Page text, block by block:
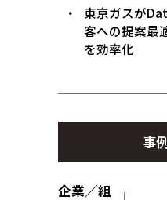
東京ガスが
客への提案最
を効率化
事
企業／組